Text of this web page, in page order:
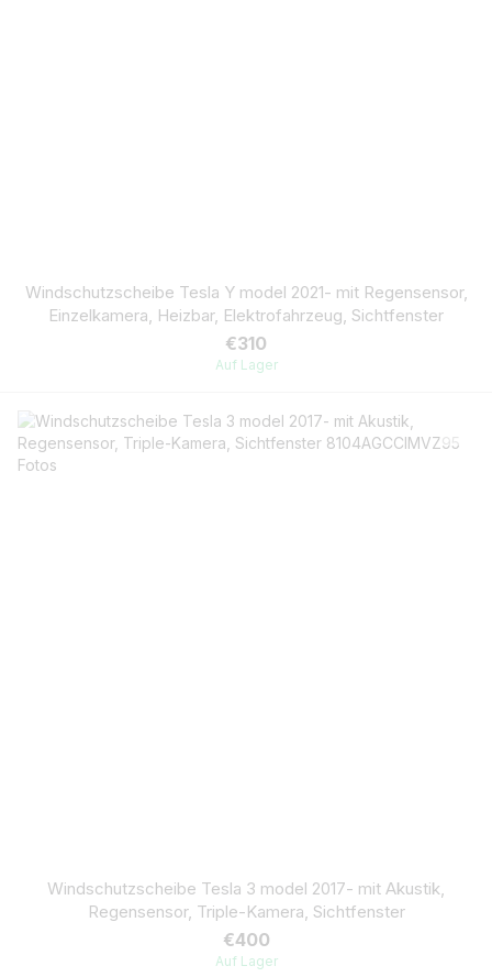
Windschutzscheibe Tesla Y model 2021- mit Regensensor,
Einzelkamera, Heizbar, Elektrofahrzeug, Sichtfenster
€310
Auf Lager
Windschutzscheibe Tesla 3 model 2017- mit Akustik,
Regensensor, Triple-Kamera, Sichtfenster
€400
Auf Lager